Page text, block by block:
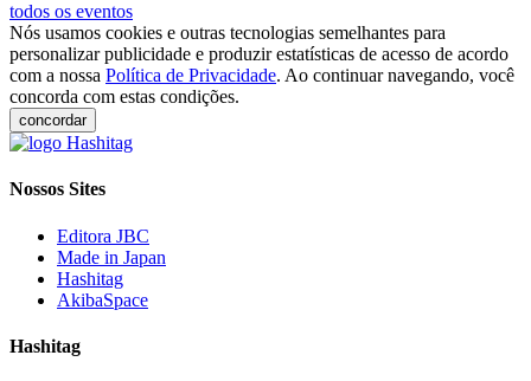
todos os eventos
Nós usamos cookies e outras tecnologias semelhantes para
personalizar publicidade e produzir estatísticas de acesso de acordo
com a nossa Política de Privacidade. Ao continuar navegando, você
concorda com estas condições.
concordar
Nossos Sites
Editora JBC
Made in Japan
Hashitag
AkibaSpace
Hashitag